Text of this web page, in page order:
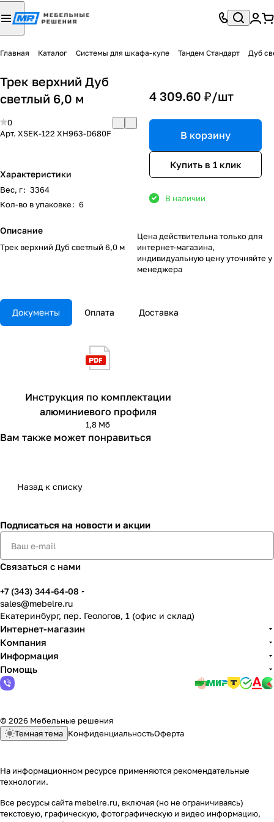
Главная Каталог Системы для шкафа-купе Тандем Стандарт Дуб
Трек верхний Дуб
светлый 6,0 м
0
Арт. XSEK-122 XH963-D680F
Характеристики
Вес, г: 3364
Кол-во в упаковке: 6
Описание
Трек верхний Дуб светлый 6,0 м
4 309.60 ₽/шт
В корзину
Купить в 1 клик
В наличии
Цена действительна только для
интернет-магазина,
индивидуальную цену уточняйте у
менеджера
Документы Оплата Доставка
Инструкция по комплектации
алюминиевого профиля
1,8 Мб
Вам также может понравиться
Назад к списку
Подписаться на новости и акции
Связаться с нами
+7 (343) 344-64-08
sales@mebelre.ru
Екатеринбург, пер. Геологов, 1 (офис и склад)
Интернет-магазин
Компания
Информация
Помощь
© 2026 Мебельные решения
Темная тема КонфиденциальностьОферта
На информационном ресурсе применяются рекомендательные
технологии.
Все ресурсы сайта mebelre.ru, включая (но не ограничиваясь)
текстовую, графическую, фотографическую и видео информацию,